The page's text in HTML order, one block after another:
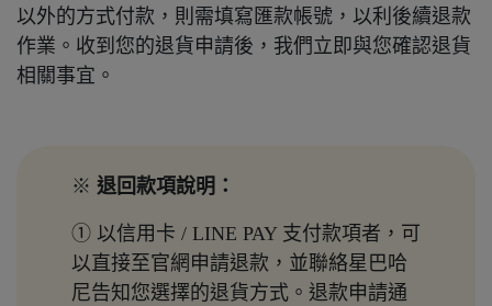
以外的方式付款，則需填寫匯款帳號，以利後續退款
作業。收到您的退貨申請後，我們立即與您確認退貨
相關事宜。
※ 退回款項說明：
① 以信用卡 / LINE PAY 支付款項者，可
以直接至官網申請退款，並聯絡星巴哈
尼告知您選擇的退貨方式。退款申請通